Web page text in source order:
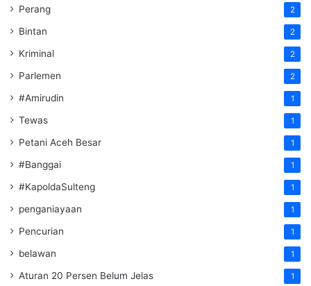
Perang 2
Bintan 2
Kriminal 2
Parlemen 2
#Amirudin 1
Tewas 1
Petani Aceh Besar 1
#Banggai 1
#KapoldaSulteng 1
penganiayaan 1
Pencurian 1
belawan 1
Aturan 20 Persen Belum Jelas 1